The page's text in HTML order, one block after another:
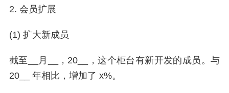
2. 会员扩展
(1) 扩大新成员
截至__月__，20__，这个柜台有新开发的成员。与
20__ 年相比，增加了 x%。